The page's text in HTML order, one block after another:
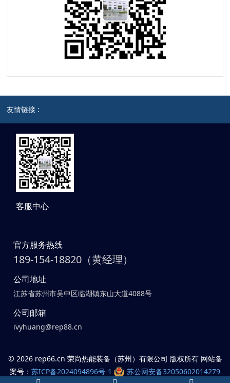
友情链接 :
客服中心
官方服务热线
189-154-18820（黄经理）
公司地址
江苏省苏州市吴中区临湖镇东山大道4088号
公司邮箱
ivyhuang@rep88.cn
© 2026 rep66.cn 荣尚热能装备（苏州）有限公司 版权所有 网站备
案号： 苏ICP备2024094896号-1
苏公网安备32050602014279